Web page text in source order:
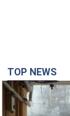
TOP NEWS